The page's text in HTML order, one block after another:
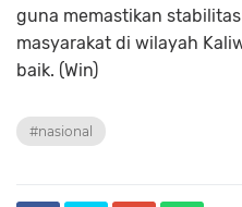
guna memastikan
masyarakat di wilayah
baik. (Win)
#nasional